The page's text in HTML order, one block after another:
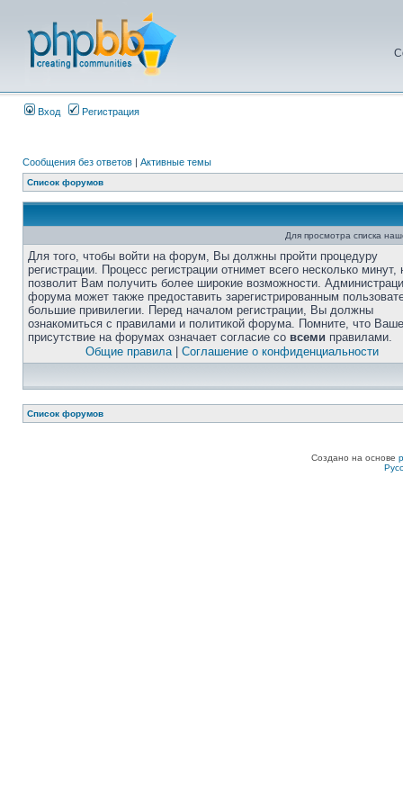
Вход Регистрация
Сообщения без ответов | Активные темы
Список форумов
Для просмотра списка
Для того, чтобы войти на форум, Вы должны пройти процедуру
регистрации. Процесс регистрации отнимет всего несколько минут,
позволит Вам получить более широкие возможности.
форума может также предоставить зарегистрированным
большие привилегии. Перед началом регистрации, Вы должны
ознакомиться с правилами и политикой форума. Помните, что Ваше
присутствие на форумах означает согласие со всеми правилами.
Общие правила| Соглашение о конфиденциальности
Список форумов
Создано на основе